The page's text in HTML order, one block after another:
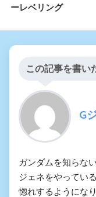
ーレベリング
この記事を書い
G
ガンダムを知らな
ジェネをやってい
惚れするようにな